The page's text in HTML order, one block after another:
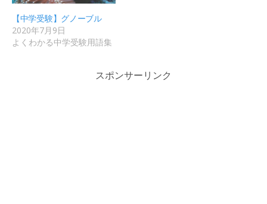
【中学受験】グノーブル
2020年7月9日
よくわかる中学受験用語集
スポンサーリンク